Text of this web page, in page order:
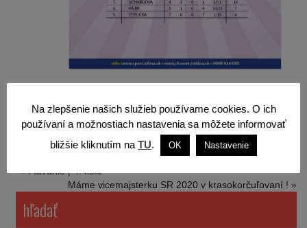
«Plávanie | 4. kolo
Máme vicemajsterku SR 2020 v krasokorčuľovaní ! »
hľadať
Na zlepšenie našich služieb používame cookies. O ich
používaní a možnostiach nastavenia sa môžete informovať
bližšie kliknutím na TU. OK Nastavenie